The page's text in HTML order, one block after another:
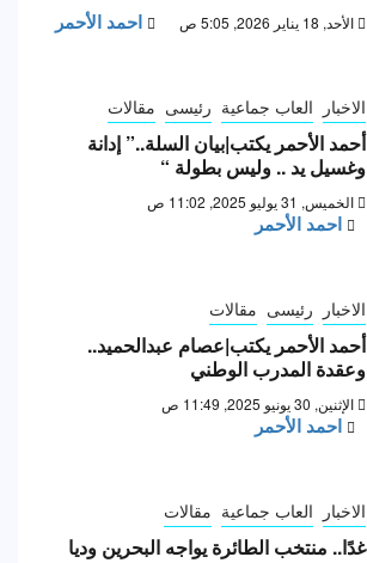
الأحد, 18 يناير 2026, 5:05 ص احمد الأحمر
الاخبار العاب جماعية رئيسى مقالات
أحمد الأحمر يكتب|بيان السلة..” إدانة
وغسيل يد .. وليس بطولة “
الخميس, 31 يوليو 2025, 11:02 ص
احمد الأحمر
الاخبار رئيسى مقالات
أحمد الأحمر يكتب|عصام عبدالحميد..
وعقدة المدرب الوطني
الإثنين, 30 يونيو 2025, 11:49 ص
احمد الأحمر
الاخبار العاب جماعية مقالات
غدًا.. منتخب الطائرة يواجه البحرين وديا